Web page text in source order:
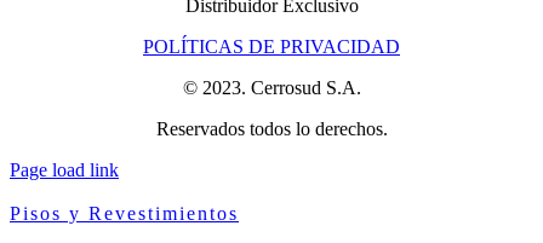
Distribuidor Exclusivo
POLÍTICAS DE PRIVACIDAD
© 2023. Cerrosud S.A.
Reservados todos lo derechos.
Page load link
Pisos y Revestimientos